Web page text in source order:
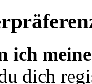
ich
dich